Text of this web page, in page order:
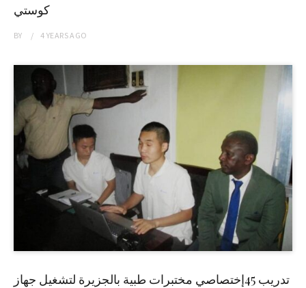
كوستي
BY 4 YEARSAGO
تدريب 45إختصاصي مختبرات طبية بالجزيرة لتشغيل جهاز